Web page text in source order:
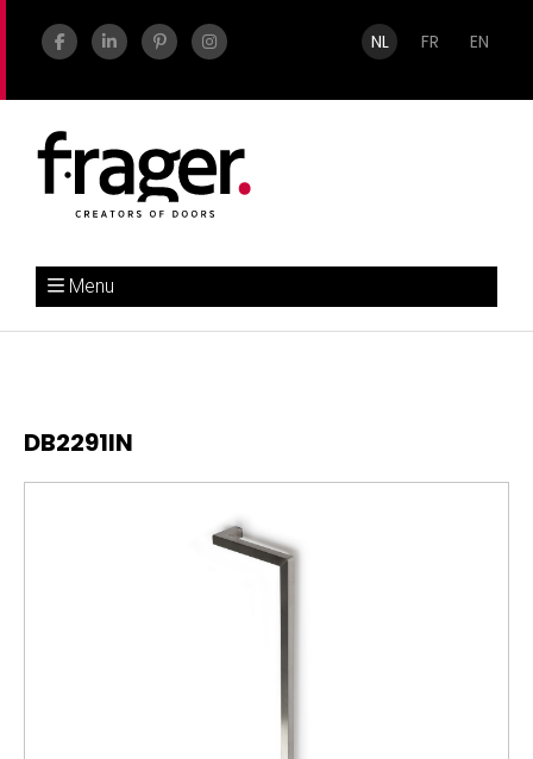
NL FR EN
Menu
DB2291IN